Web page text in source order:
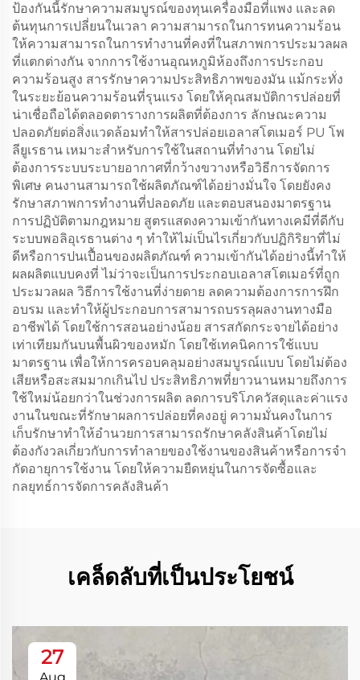
ป้องกันนี้รักษาความสมบูรณ์ของทุนเครื่องมือที่แพง และลด
ต้นทุนการเปลี่ยนในเวลา ความสามารถในการทนความร้อน
ให้ความสามารถในการทํางานที่คงที่ในสภาพการประมวลผล
ที่แตกต่างกัน จากการใช้งานอุณหภูมิห้องถึงการประกอบ
ความร้อนสูง สารรักษาความประสิทธิภาพของมัน แม้กระทั่ง
ในระยะย้อนความร้อนที่รุนแรง โดยให้คุณสมบัติการปล่อยที่
น่าเชื่อถือได้ตลอดตารางการผลิตที่ต้องการ ลักษณะความ
ปลอดภัยต่อสิ่งแวดล้อมทําให้สารปล่อยเอลาสโตเมอร์ PU โพ
ลียูเรธาน เหมาะสําหรับการใช้ในสถานที่ทํางาน โดยไม่
ต้องการระบบระบายอากาศที่กว้างขวางหรือวิธีการจัดการ
พิเศษ คนงานสามารถใช้ผลิตภัณฑ์ได้อย่างมั่นใจ โดยยังคง
รักษาสภาพการทํางานที่ปลอดภัย และตอบสนองมาตรฐาน
การปฏิบัติตามกฎหมาย สูตรแสดงความเข้ากันทางเคมีที่ดีกับ
ระบบพอลิอุเรธานต่าง ๆ ทําให้ไม่เป็นไรเกี่ยวกับปฏิกิริยาที่ไม่
ดีหรือการปนเปื้อนของผลิตภัณฑ์ ความเข้ากันได้อย่างนี้ทําให้
ผลผลิตแบบคงที่ ไม่ว่าจะเป็นการประกอบเอลาสโตเมอร์ที่ถูก
ประมวลผล วิธีการใช้งานที่ง่ายดาย ลดความต้องการการฝึก
อบรม และทําให้ผู้ประกอบการสามารถบรรลุผลงานทางมือ
อาชีพได้ โดยใช้การสอนอย่างน้อย สารสกัดกระจายได้อย่าง
เท่าเทียมกันบนพื้นผิวของหมัก โดยใช้เทคนิคการใช้แบบ
มาตรฐาน เพื่อให้การครอบคลุมอย่างสมบูรณ์แบบ โดยไม่ต้อง
เสียหรือสะสมมากเกินไป ประสิทธิภาพที่ยาวนานหมายถึงการ
ใช้ใหม่น้อยกว่าในช่วงการผลิต ลดการบริโภควัสดุและค่าแรง
งานในขณะที่รักษาผลการปล่อยที่คงอยู่ ความมั่นคงในการ
เก็บรักษาทําให้อํานวยการสามารถรักษาคลังสินค้าโดยไม่
ต้องกังวลเกี่ยวกับการทําลายของใช้งานของสินค้าหรือการจํา
กัดอายุการใช้งาน โดยให้ความยืดหยุ่นในการจัดซื้อและ
กลยุทธ์การจัดการคลังสินค้า
เคล็ดลับที่เป็นประโยชน์
27